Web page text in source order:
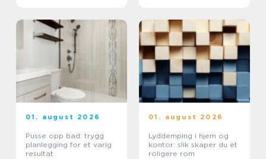
01. august 2026
Pusse opp bad: trygg
planlegging for et varig
resultat
01. august 2026
Lyddemping i hjem og
kontor: slik skaper du et
roligere rom